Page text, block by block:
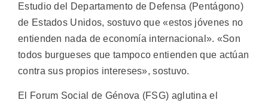
Estudio del Departamento de Defensa (Pentágono)
de Estados Unidos, sostuvo que «estos jóvenes no
entienden nada de economía internacional». «Son
todos burgueses que tampoco entienden que actúan
contra sus propios intereses», sostuvo.
El Forum Social de Génova (FSG) aglutina el